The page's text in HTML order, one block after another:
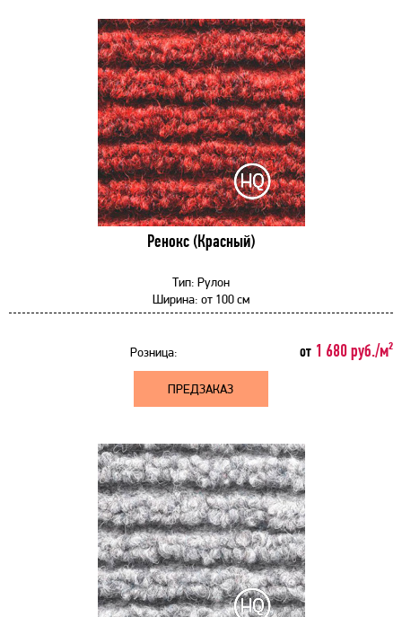
Ренокс (Красный)
Тип: Рулон
Ширина: от 100 см
Розница: от 1 680 руб./м²
ПРЕДЗАКАЗ